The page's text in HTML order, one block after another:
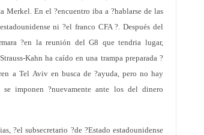
Merkel. En el ?encuentro iba a ?hablarse de las
ni ?el franco CFA ?. Después del
?en la reunión del G8 que tendria lugar,
Kahn ha caído en una trampa preparada ?
a Tel Aviv en busca de ?ayuda, pero no hay
imponen ?nuevamente ante los del dinero
?el subsecretario ?de ?Estado estadounidense